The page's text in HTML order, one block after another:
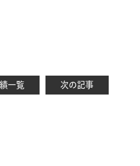
一覧 次の記事